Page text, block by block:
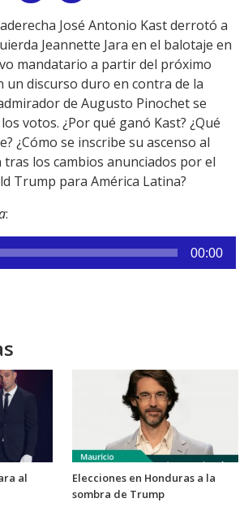
Link
José Antonio Kast derrotó a
Jeannette Jara en el balotaje en
mandatario a partir del próximo
un discurso duro en contra de la
de Augusto Pinochet se
votos. ¿Por qué ganó Kast? ¿Qué
¿Cómo se inscribe su ascenso al
los cambios anunciados por el
Trump para América Latina?
:
00:00
al
Elecciones en Honduras a la
sombra de Trump